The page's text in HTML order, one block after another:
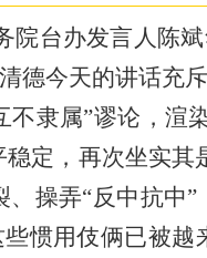
台办发言人陈斌
德今天的讲话充
不隶属”谬论，渲
定，再次坐实
、操弄“反中抗中
惯用伎俩已被